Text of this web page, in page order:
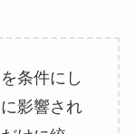
条件にし
影響され